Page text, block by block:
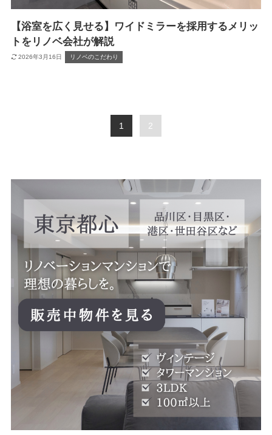
【浴室を広く見せる】ワイドミラーを採用するメリッ
トをリノベ会社が解説
2026年3月16日 リノベのこだわり
1 2